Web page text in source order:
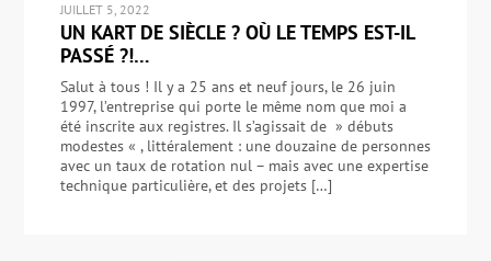
JUILLET 5, 2022
UN KART DE SIÈCLE ? OÙ LE TEMPS EST-IL
PASSÉ ?!…
Salut à tous ! Il y a 25 ans et neuf jours, le 26 juin
1997, l’entreprise qui porte le même nom que moi a
été inscrite aux registres. Il s’agissait de » débuts
modestes « , littéralement : une douzaine de personnes
avec un taux de rotation nul – mais avec une expertise
technique particulière, et des projets […]